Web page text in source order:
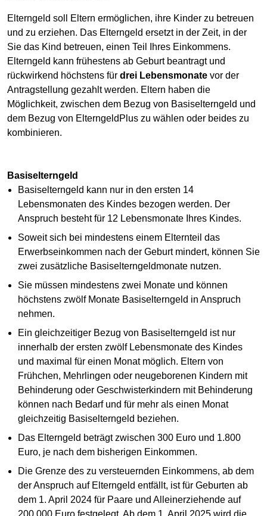
Elterngeld soll Eltern ermöglichen, ihre Kinder zu betreuen
und zu erziehen. Das Elterngeld ersetzt in der Zeit, in der
Sie das Kind betreuen, einen Teil Ihres Einkommens.
Elterngeld kann frühestens ab Geburt beantragt und
rückwirkend höchstens für drei Lebensmonate vor der
Antragstellung gezahlt werden. Eltern haben die
Möglichkeit, zwischen dem Bezug von Basiselterngeld und
dem Bezug von ElterngeldPlus zu wählen oder beides zu
kombinieren.
Basiselterngeld
Basiselterngeld kann nur in den ersten 14
Lebensmonaten des Kindes bezogen werden. Der
Anspruch besteht für 12 Lebensmonate Ihres Kindes.
Soweit sich bei mindestens einem Elternteil das
Erwerbseinkommen nach der Geburt mindert, können Sie
zwei zusätzliche Basiselterngeldmonate nutzen.
Sie müssen mindestens zwei Monate und können
höchstens zwölf Monate Basiselterngeld in Anspruch
nehmen.
Ein gleichzeitiger Bezug von Basiselterngeld ist nur
innerhalb der ersten zwölf Lebensmonate des Kindes
und maximal für einen Monat möglich. Eltern von
Frühchen, Mehrlingen oder neugeborenen Kindern mit
Behinderung oder Geschwisterkindern mit Behinderung
können nach Bedarf und für mehr als einen Monat
gleichzeitig Basiselterngeld beziehen.
Das Elterngeld beträgt zwischen 300 Euro und 1.800
Euro, je nach dem bisherigen Einkommen.
Die Grenze des zu versteuernden Einkommens, ab dem
der Anspruch auf Elterngeld entfällt, ist für Geburten ab
dem 1. April 2024 für Paare und Alleinerziehende auf
200.000 Euro festgelegt. Ab dem 1. April 2025 wird die